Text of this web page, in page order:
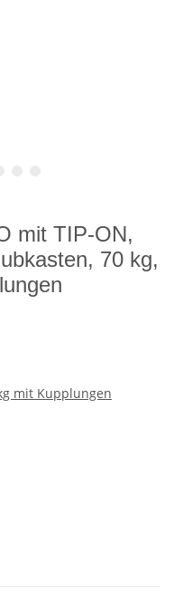
mit TIP-ON,
70 kg,
mit Kupplungen